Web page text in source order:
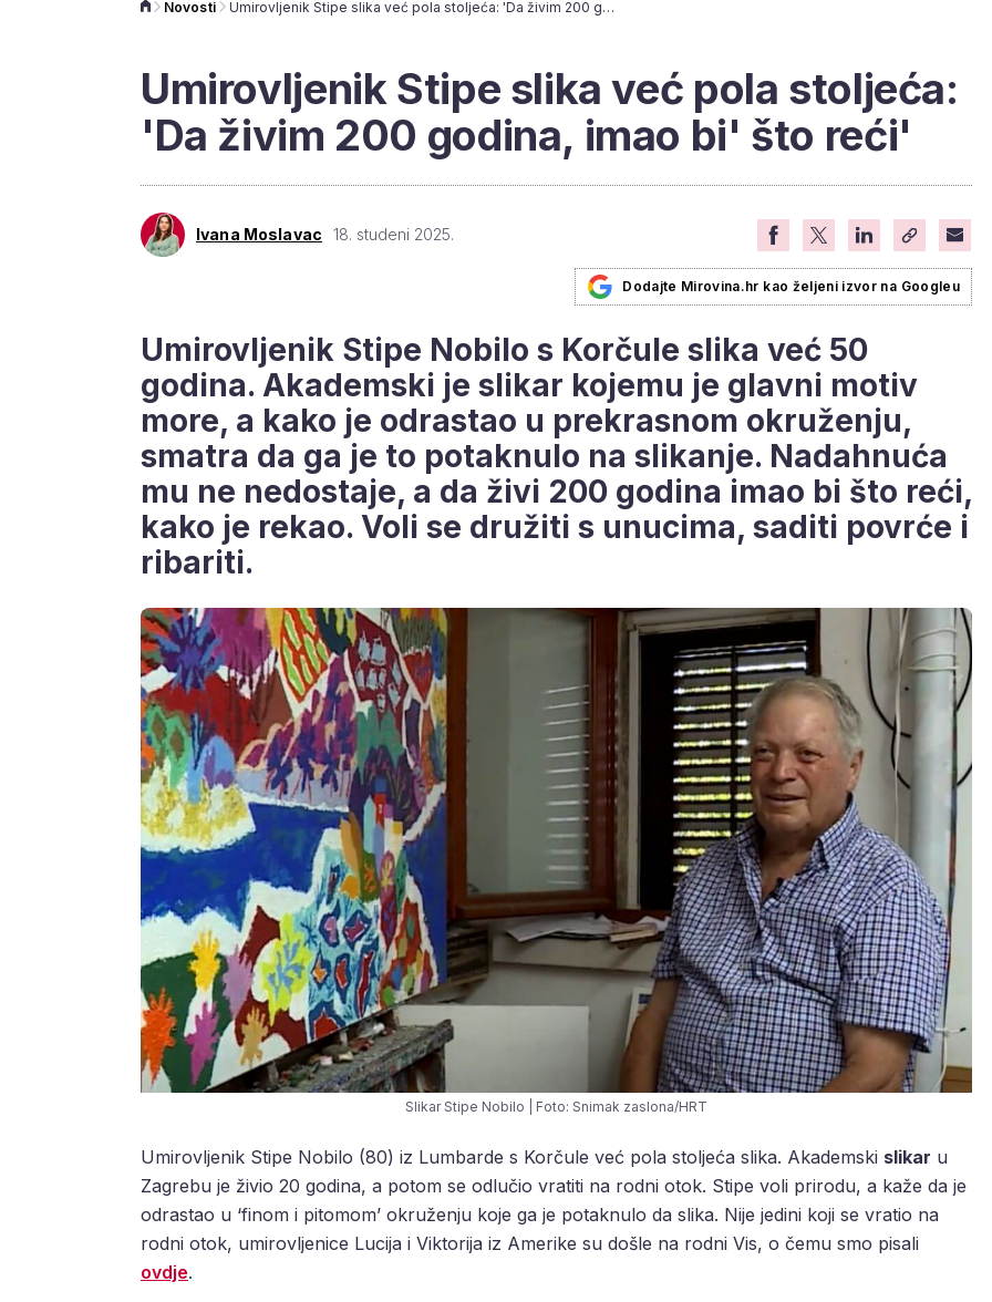
Novosti Umirovljenik Stipe slika već pola stoljeća: 'Da živim 200 godina, imao bi' što reći'
Umirovljenik Stipe slika već pola stoljeća:
'Da živim 200 godina, imao bi' što reći'
Ivana Moslavac 18. studeni 2025.
Dodajte Mirovina.hr kao željeni izvor na Googleu
Umirovljenik Stipe Nobilo s Korčule slika već 50
godina. Akademski je slikar kojemu je glavni motiv
more, a kako je odrastao u prekrasnom okruženju,
smatra da ga je to potaknulo na slikanje. Nadahnuća
mu ne nedostaje, a da živi 200 godina imao bi što reći,
kako je rekao. Voli se družiti s unucima, saditi povrće i
ribariti.
Slikar Stipe Nobilo | Foto: Snimak zaslona/HRT
Umirovljenik Stipe Nobilo (80) iz Lumbarde s Korčule već pola stoljeća slika. Akademski slikar u
Zagrebu je živio 20 godina, a potom se odlučio vratiti na rodni otok. Stipe voli prirodu, a kaže da je
odrastao u ‘finom i pitomom’ okruženju koje ga je potaknulo da slika. Nije jedini koji se vratio na
rodni otok, umirovljenice Lucija i Viktorija iz Amerike su došle na rodni Vis, o čemu smo pisali
ovdje.